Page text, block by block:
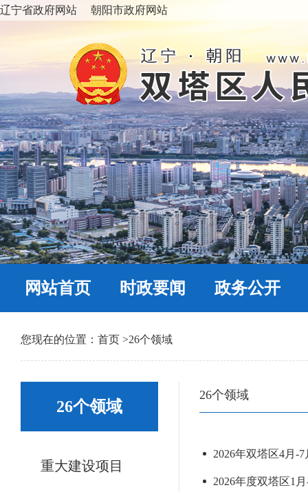
辽宁省政府网站 朝阳市政府网站
网站首页 时政要闻 政务公开
您现在的位置： 首页 >26个领域
26个领域
重大建设项目
26个领域
2026年双塔区4月-
2026年度双塔区1